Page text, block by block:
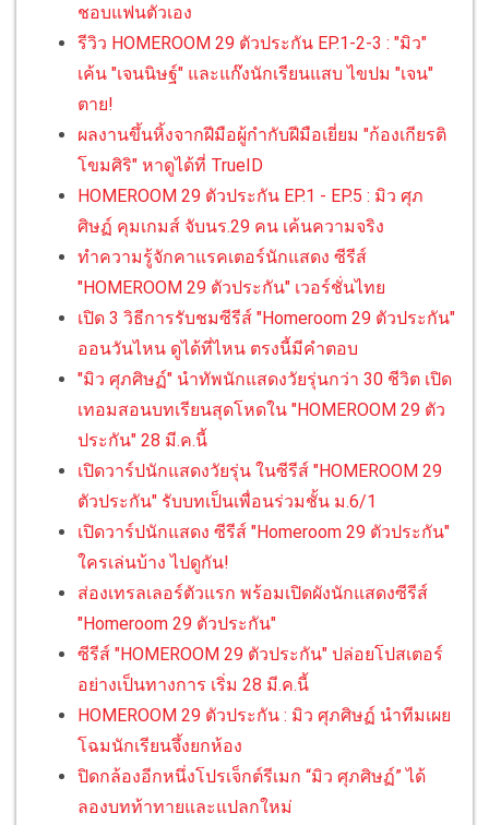
ชอบแฟนตัวเอง
รีวิว HOMEROOM 29 ตัวประกัน EP.1-2-3 : "มิว"
เค้น "เจนนิษฐ์" และแก๊งนักเรียนแสบ ไขปม "เจน"
ตาย!
ผลงานขึ้นหิ้งจากฝีมือผู้กำกับฝีมือเยี่ยม "ก้องเกียรติ
โขมศิริ" หาดูได้ที่ TrueID
HOMEROOM 29 ตัวประกัน EP.1 - EP.5 : มิว ศุภ
ศิษฏ์ คุมเกมส์ จับนร.29 คน เค้นความจริง
ทำความรู้จักคาแรคเตอร์นักแสดง ซีรีส์
"HOMEROOM 29 ตัวประกัน" เวอร์ชั่นไทย
เปิด 3 วิธีการรับชมซีรีส์ "Homeroom 29 ตัวประกัน"
ออนวันไหน ดูได้ที่ไหน ตรงนี้มีคำตอบ
"มิว ศุภศิษฏ์" นำทัพนักแสดงวัยรุ่นกว่า 30 ชีวิต เปิด
เทอมสอนบทเรียนสุดโหดใน "HOMEROOM 29 ตัว
ประกัน" 28 มี.ค.นี้
เปิดวาร์ปนักแสดงวัยรุ่น ในซีรีส์ "HOMEROOM 29
ตัวประกัน" รับบทเป็นเพื่อนร่วมชั้น ม.6/1
เปิดวาร์ปนักแสดง ซีรีส์ "Homeroom 29 ตัวประกัน"
ใครเล่นบ้าง ไปดูกัน!
ส่องเทรลเลอร์ตัวแรก พร้อมเปิดผังนักแสดงซีรีส์
"Homeroom 29 ตัวประกัน"
ซีรีส์ "HOMEROOM 29 ตัวประกัน" ปล่อยโปสเตอร์
อย่างเป็นทางการ เริ่ม 28 มี.ค.นี้
HOMEROOM 29 ตัวประกัน : มิว ศุภศิษฏ์ นำทีมเผย
โฉมนักเรียนจึ้งยกห้อง
ปิดกล้องอีกหนึ่งโปรเจ็กต์รีเมก “มิว ศุภศิษฏ์” ได้
ลองบทท้าทายและแปลกใหม่